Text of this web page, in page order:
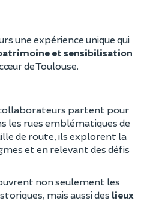
une expérience unique qui
et sensibilisation
de Toulouse.
collaborateurs partent pour
les rues emblématiques de
de route, ils explorent la
et en relevant des défis
non seulement les
mais aussi des lieux